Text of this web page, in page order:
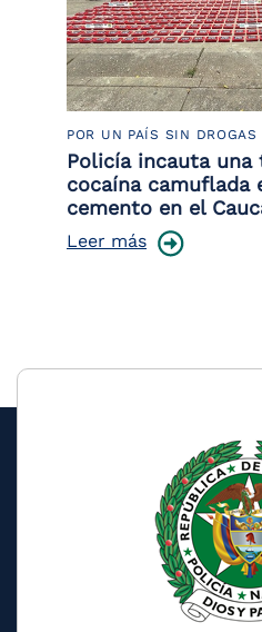
POR UN PAÍS SIN DROGAS
Policía incauta una
cocaína camuflada
cemento en el
Leer más